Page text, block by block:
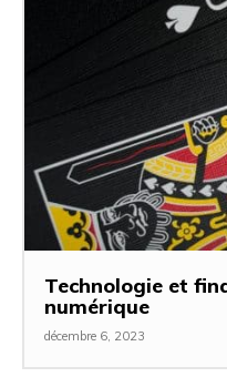
Technologie et
numérique
décembre 6, 2023